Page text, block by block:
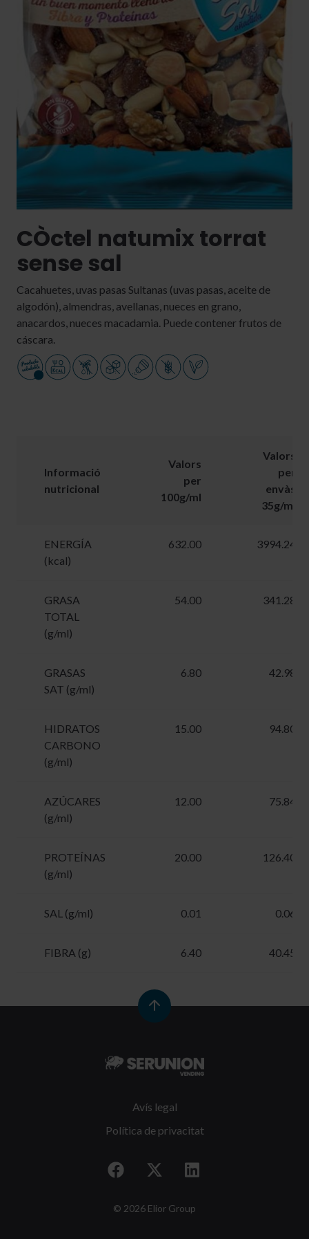
CÒctel natumix torrat
sense sal
Cacahuetes, uvas pasas Sultanas (uvas pasas, aceite de
algodón), almendras, avellanas, nueces en grano,
anacardos, nueces macadamia. Puede contener frutos de
cáscara.
Informació
nutricional
Valors
per
100g/ml
Valors
per
envàs
35g/ml
ENERGÍA
(kcal)
632.00 3994.24
GRASA
TOTAL
(g/ml)
54.00 341.28
GRASAS
SAT (g/ml)
6.80 42.98
HIDRATOS
CARBONO
(g/ml)
15.00 94.80
AZÚCARES
(g/ml)
12.00 75.84
PROTEÍNAS
(g/ml)
20.00 126.40
SAL (g/ml) 0.01 0.06
FIBRA (g) 6.40 40.45
Avís legal
Política de privacitat
© 2026 Elior Group